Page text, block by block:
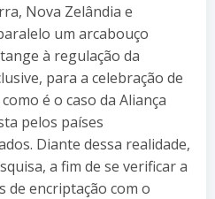
Nova Zelândia e
um arcabouço
à regulação da
para a celebração de
é o caso da Aliança
pelos países
Diante dessa realidade,
a fim de se verificar a
de encriptação com o